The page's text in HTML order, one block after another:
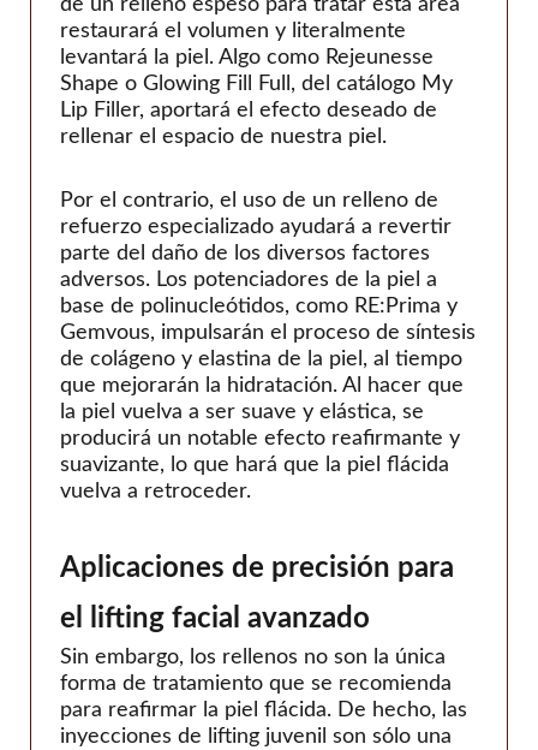
restaurará el volumen y literalmente
levantará la piel. Algo como Rejeunesse
Shape o Glowing Fill Full, del catálogo My
Lip Filler, aportará el efecto deseado de
rellenar el espacio de nuestra piel.
Por el contrario, el uso de un relleno de
refuerzo especializado ayudará a revertir
parte del daño de los diversos factores
adversos. Los potenciadores de la piel a
base de polinucleótidos, como RE:Prima y
Gemvous, impulsarán el proceso de síntesis
de colágeno y elastina de la piel, al tiempo
que mejorarán la hidratación. Al hacer que
la piel vuelva a ser suave y elástica, se
producirá un notable efecto reafirmante y
suavizante, lo que hará que la piel flácida
vuelva a retroceder.
Aplicaciones de precisión para
el lifting facial avanzado
Sin embargo, los rellenos no son la única
forma de tratamiento que se recomienda
para reafirmar la piel flácida. De hecho, las
inyecciones de lifting juvenil son sólo una